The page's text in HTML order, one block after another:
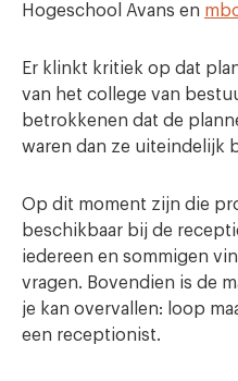
Hogeschool Avans en
Er klinkt kritiek op dat
van het college van
betrokkenen dat de
waren dan ze uiteindelijk
Op dit moment zijn die
beschikbaar bij de
iedereen en sommigen
vragen. Bovendien is de
je kan overvallen: loop
een receptionist.